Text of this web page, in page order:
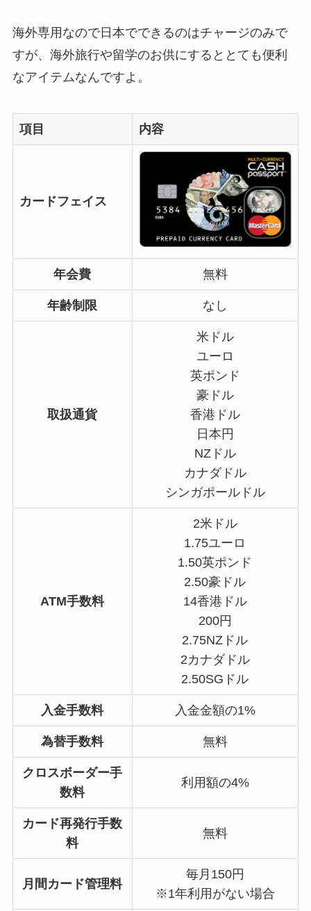
海外専用なので日本でできるのはチャージのみで
すが、海外旅行や留学のお供にするととても便利
なアイテムなんですよ。
項目 内容
カードフェイス
年会費 無料
年齢制限 なし
取扱​通貨
米ドル
ユーロ
英ポンド
豪ドル
香港ドル
日本円
NZドル
カナダドル
シンガポールドル
ATM手数料
2米ドル
1.75ユーロ
1.50英ポンド
2.50豪ドル
14香港ドル
200円
2.75NZドル
2カナダドル
2.50SGドル
入金手数料 入金金額の1%
為替手数料 無料
クロスボーダー手
数料
利用額の4%
カード再発行手数
料
無料
月間カード管理料
毎月150円
※1年利用がない場合